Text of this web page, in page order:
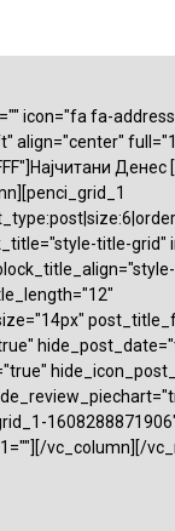
icon="fa fa-
align="center"
title-grid"
vc_column][/